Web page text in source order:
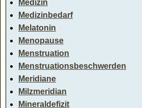
Medizin
Medizinbedarf
Melatonin
Menopause
Menstruation
Menstruationsbeschwerden
Meridiane
Milzmeridian
Mineraldefizit